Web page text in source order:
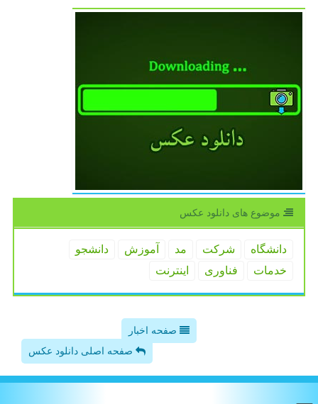
موضوع های دانلود عكس
دانشگاه شركت مد آموزش
دانشجو
خدمات
فناوری اینترنت
صفحه اخبار
صفحه اصلی دانلود عکس